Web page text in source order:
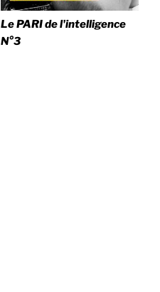
Le PARI de l'intelligence
N°3